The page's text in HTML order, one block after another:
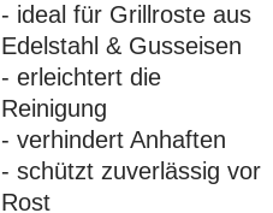
- ideal für Grillroste aus
Edelstahl & Gusseisen
- erleichtert die
Reinigung
- verhindert Anhaften
- schützt zuverlässig vor
Rost